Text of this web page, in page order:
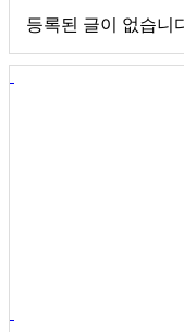
등록된 글이 없습니